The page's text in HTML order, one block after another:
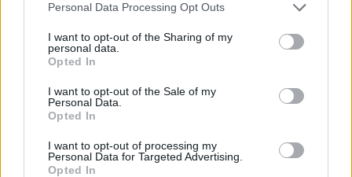
Personal Data Processing Opt Outs
I want to opt-out of the Sharing of my
personal data.
Opted In
I want to opt-out of the Sale of my
Personal Data.
Opted In
I want to opt-out of processing my
Personal Data for Targeted Advertising.
Opted In
ΣΧΕΤΙΚΑ ΑΡΘΡΑ